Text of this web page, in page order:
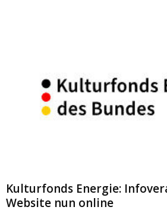
Kulturfonds Energie:
Website nun online